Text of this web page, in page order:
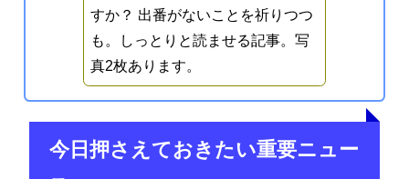
すか？ 出番がないことを祈りつつ
も。しっとりと読ませる記事。写
真2枚あります。
今日押さえておきたい重要ニュー